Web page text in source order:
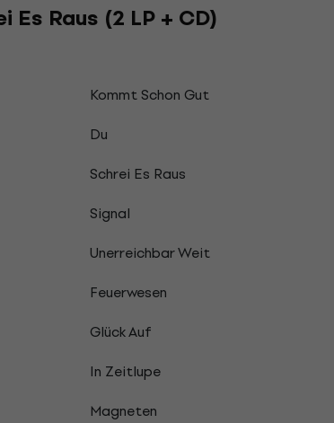
Es Raus (2 LP + CD)
Kommt Schon Gut
Du
Schrei Es Raus
Signal
Unerreichbar Weit
Feuerwesen
Glück Auf
In Zeitlupe
Magneten